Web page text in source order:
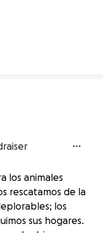
los animales
rescatamos de la
los
sus hogares.